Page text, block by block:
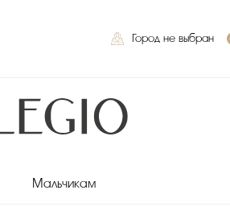
Город не выбран
Мальчикам